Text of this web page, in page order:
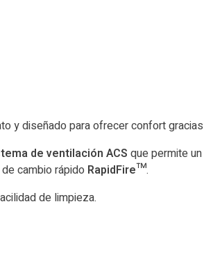
y diseñado para ofrecer confort
de ventilación ACS que permite
cambio rápido RapidFire™.
de limpieza.